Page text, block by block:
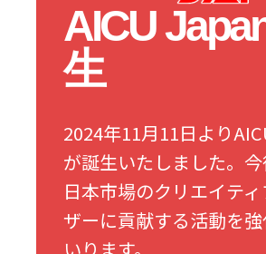
AICU
生
2024年11月11日より
が誕生いたしました。
日本市場のクリエイテ
ザーに貢献する活動を強